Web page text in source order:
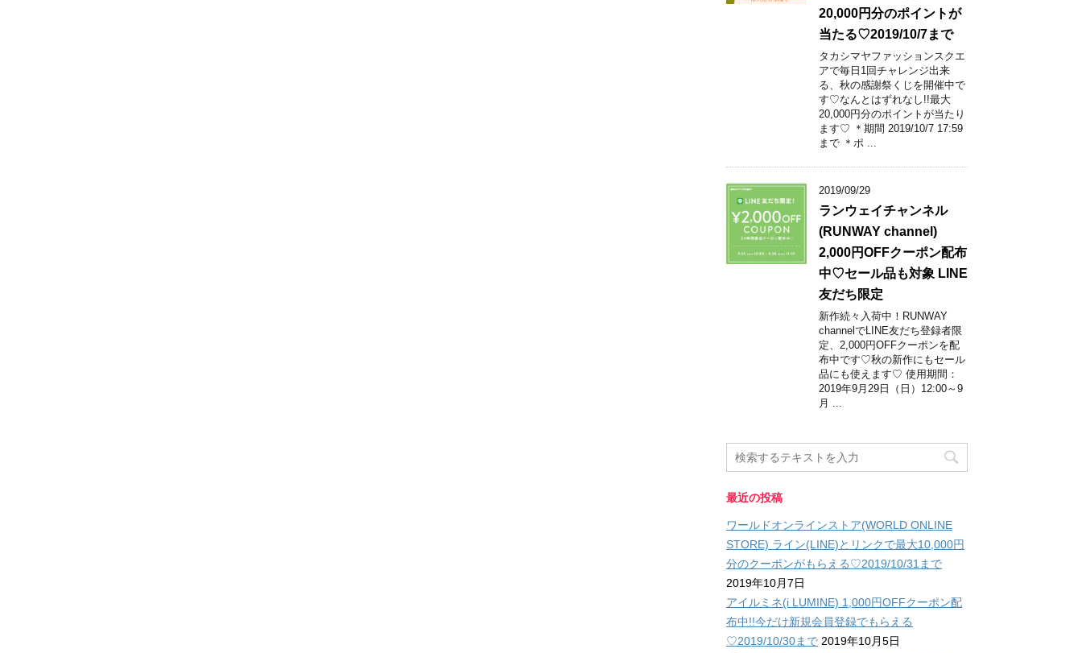
20,000円分のポイントが
当たる♡2019/10/7まで
タカシマヤファッションスクエ
アで毎日1回チャレンジ出来
る、秋の感謝祭くじを開催中で
す♡なんとはずれなし!!最大
20,000円分のポイントが当たり
ます♡ ＊期間 2019/10/7 17:59
まで ＊ポ ...
2019/09/29
ランウェイチャンネル
(RUNWAY channel)
2,000円OFFクーポン配布
中♡セール品も対象 LINE
友だち限定
新作続々入荷中！RUNWAY
channelでLINE友だち登録者限
定、2,000円OFFクーポンを配
布中です♡秋の新作にもセール
品にも使えます♡ 使用期間：
2019年9月29日（日）12:00～9
月 ...
最近の投稿
ワールドオンラインストア(WORLD ONLINE
STORE) ライン(LINE)とリンクで最大10,000円
分のクーポンがもらえる♡2019/10/31まで
2019年10月7日
アイルミネ(i LUMINE) 1,000円OFFクーポン配
布中!!今だけ新規会員登録でもらえる
♡2019/10/30まで 2019年10月5日